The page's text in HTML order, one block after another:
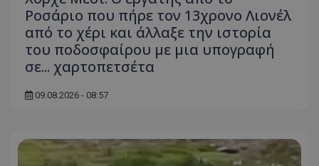
Ροσάριο που πήρε τον 13χρονο Λιονέλ
από το χέρι και άλλαξε την ιστορία
του ποδοσφαίρου με μια υπογραφή
σε... χαρτοπετσέτα
09.08.2026 - 08:57